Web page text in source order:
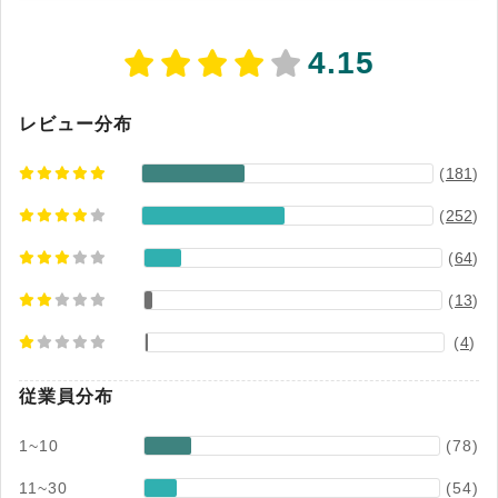
フトSaaS/PaaS市場 利用ID数 2024年度実績 ベ
4.15
レビュー分布
(181)
(252)
(64)
(13)
(4)
従業員分布
1~10 (78)
11~30 (54)